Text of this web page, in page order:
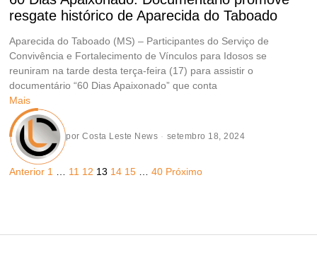
resgate histórico de Aparecida do Taboado
Aparecida do Taboado (MS) – Participantes do Serviço de
Convivência e Fortalecimento de Vínculos para Idosos se
reuniram na tarde desta terça-feira (17) para assistir o
documentário “60 Dias Apaixonado” que conta
Mais
porCosta Leste News setembro 18, 2024
Anterior 1 … 11 12 13 14 15 … 40 Próximo